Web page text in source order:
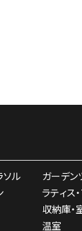
ソル
ガーデン
ラティス
収納庫・
温室